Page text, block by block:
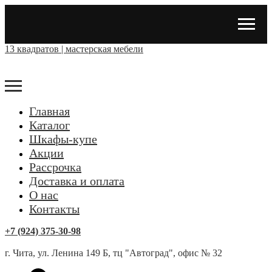
13 квадратов | мастерская мебели
Главная
Каталог
Шкафы-купе
Акции
Рассрочка
Доставка и оплата
О нас
Контакты
+7 (924) 375-30-98
г. Чита, ул. Ленина 149 Б, тц "Автоград", офис № 32